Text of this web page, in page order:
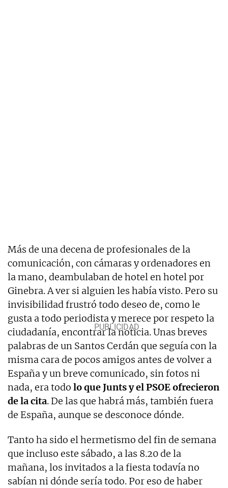
Más de una decena de profesionales de la
comunicación, con cámaras y ordenadores en
la mano, deambulaban de hotel en hotel por
Ginebra. A ver si alguien les había visto. Pero su
invisibilidad frustró todo deseo de, como le
gusta a todo periodista y merece por respeto la
ciudadanía, encontrar la noticia. Unas breves
palabras de un Santos Cerdán que seguía con la
misma cara de pocos amigos antes de volver a
España y un breve comunicado, sin fotos ni
nada, era todo lo que Junts y el PSOE ofrecieron
de la cita. De las que habrá más, también fuera
de España, aunque se desconoce dónde.
Tanto ha sido el hermetismo del fin de semana
que incluso este sábado, a las 8.20 de la
mañana, los invitados a la fiesta todavía no
sabían ni dónde sería todo. Por eso de haber